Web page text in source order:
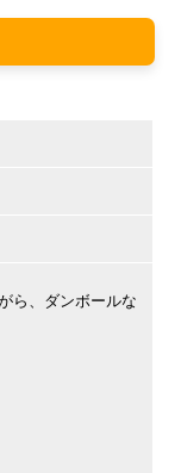
ら、ダンボールな